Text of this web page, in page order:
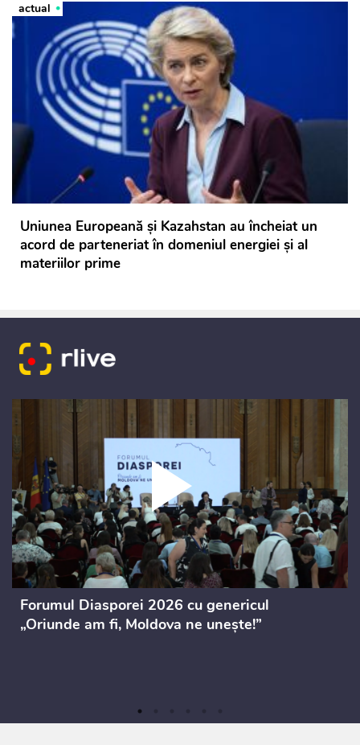
actual
Uniunea Europeană şi Kazahstan au încheiat un
acord de parteneriat în domeniul energiei şi al
materiilor prime
Forumul Diasporei 2026 cu genericul
„Oriunde am fi, Moldova ne unește!”